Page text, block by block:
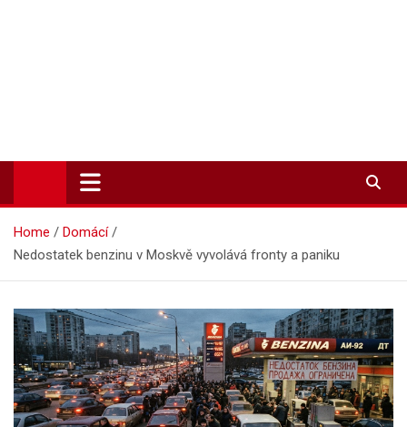
Zpravodajství-info.cz
Aktuality a informace on-line
Home
Domácí
Nedostatek benzinu v Moskvě vyvolává fronty a paniku